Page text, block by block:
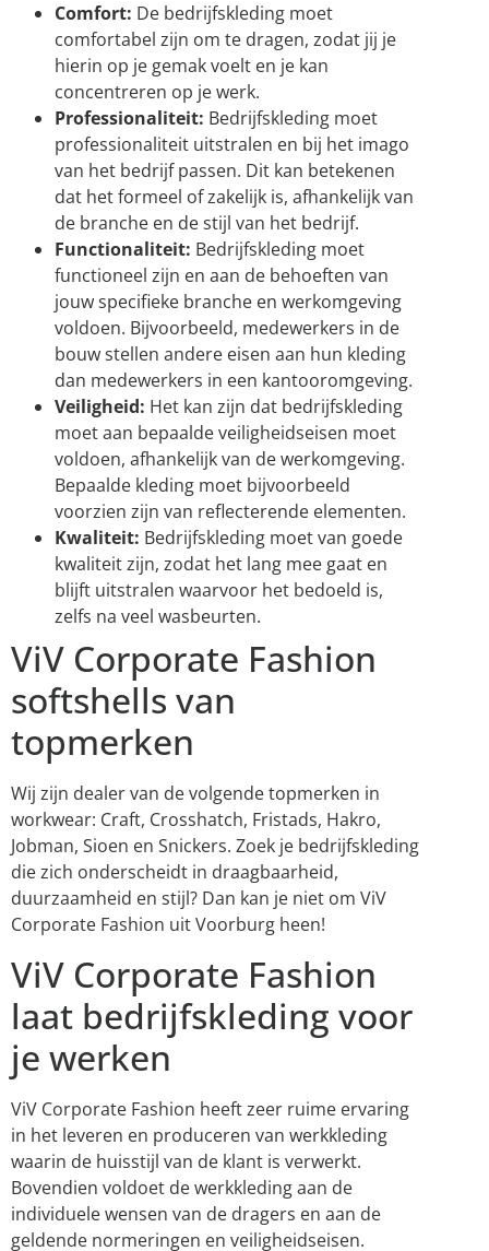
Comfort: De bedrijfskleding moet
comfortabel zijn om te dragen, zodat jij je
hierin op je gemak voelt en je kan
concentreren op je werk.
Professionaliteit: Bedrijfskleding moet
professionaliteit uitstralen en bij het imago
van het bedrijf passen. Dit kan betekenen
dat het formeel of zakelijk is, afhankelijk van
de branche en de stijl van het bedrijf.
Functionaliteit: Bedrijfskleding moet
functioneel zijn en aan de behoeften van
jouw specifieke branche en werkomgeving
voldoen. Bijvoorbeeld, medewerkers in de
bouw stellen andere eisen aan hun kleding
dan medewerkers in een kantooromgeving.
Veiligheid: Het kan zijn dat bedrijfskleding
moet aan bepaalde veiligheidseisen moet
voldoen, afhankelijk van de werkomgeving.
Bepaalde kleding moet bijvoorbeeld
voorzien zijn van reflecterende elementen.
Kwaliteit: Bedrijfskleding moet van goede
kwaliteit zijn, zodat het lang mee gaat en
blijft uitstralen waarvoor het bedoeld is,
zelfs na veel wasbeurten.
ViV Corporate Fashion
softshells van
topmerken
Wij zijn dealer van de volgende topmerken in
workwear: Craft, Crosshatch, Fristads, Hakro,
Jobman, Sioen en Snickers. Zoek je bedrijfskleding
die zich onderscheidt in draagbaarheid,
duurzaamheid en stijl? Dan kan je niet om ViV
Corporate Fashion uit Voorburg heen!
ViV Corporate Fashion
laat bedrijfskleding voor
je werken
ViV Corporate Fashion heeft zeer ruime ervaring
in het leveren en produceren van werkkleding
waarin de huisstijl van de klant is verwerkt.
Bovendien voldoet de werkkleding aan de
individuele wensen van de dragers en aan de
geldende normeringen en veiligheidseisen.